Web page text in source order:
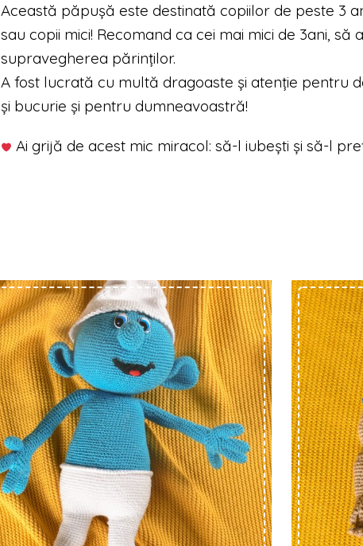
Această păpușă este destinată copiilor de peste 3
sau copii mici! Recomand ca cei mai mici de 3ani,
supravegherea părinților.
A fost lucrată cu multă dragoaste și atenție pentru
și bucurie și pentru dumneavoastră!
Ai grijă de acest mic miracol: să-l iubești și să-l